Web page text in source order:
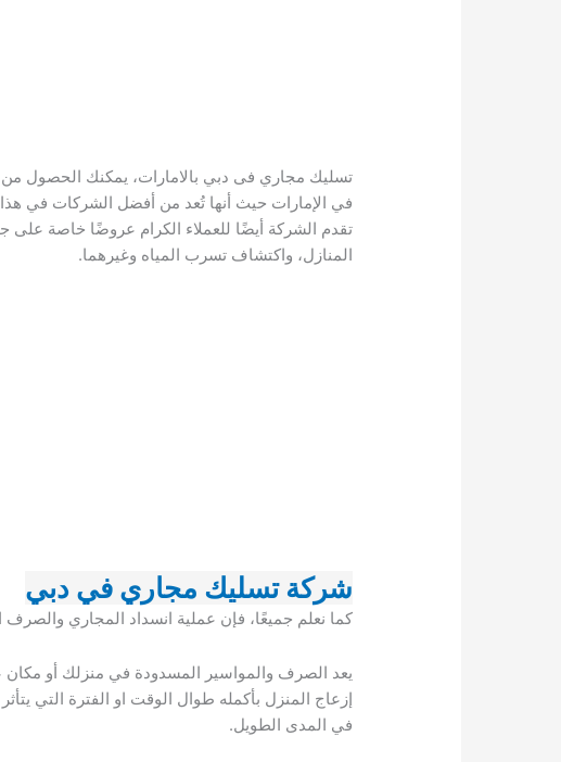
تسليك مجاري فى دبي بالامارات، يمكنك الحصول
في الإمارات حيث أنها تُعد من أفضل الشركات في
تقدم الشركة أيضًا للعملاء الكرام عروضًا خاصة على
المنازل، واكتشاف تسرب المياه وغيرهما.
شركة تسليك مجاري في دبي
كما نعلم جميعًا، فإن عملية انسداد المجاري
يعد الصرف والمواسير المسدودة في منزلك أو مكان
إزعاج المنزل بأكمله طوال الوقت او الفترة التي
في المدى الطويل.